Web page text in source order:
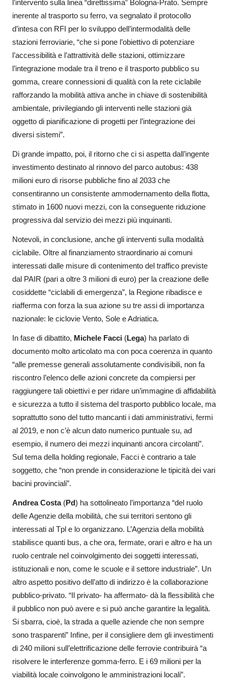
l’intervento sulla linea “direttissima” Bologna-Prato. Sempre
inerente al trasporto su ferro, va segnalato il protocollo
d’intesa con RFI per lo sviluppo dell’intermodalità delle
stazioni ferroviarie, “che si pone l’obiettivo di potenziare
l’accessibilità e l’attrattività delle stazioni, ottimizzare
l’integrazione modale tra il treno e il trasporto pubblico su
gomma, creare connessioni di qualità con la rete ciclabile
rafforzando la mobilità attiva anche in chiave di sostenibilità
ambientale, privilegiando gli interventi nelle stazioni già
oggetto di pianificazione di progetti per l’integrazione dei
diversi sistemi”.
Di grande impatto, poi, il ritorno che ci si aspetta dall’ingente
investimento destinato al rinnovo del parco autobus: 438
milioni euro di risorse pubbliche fino al 2033 che
consentiranno un consistente ammodernamento della flotta,
stimato in 1600 nuovi mezzi, con la conseguente riduzione
progressiva dal servizio dei mezzi più inquinanti.
Notevoli, in conclusione, anche gli interventi sulla modalità
ciclabile. Oltre al finanziamento straordinario ai comuni
interessati dalle misure di contenimento del traffico previste
dal PAIR (pari a oltre 3 milioni di euro) per la creazione delle
cosiddette “ciclabili di emergenza”, la Regione ribadisce e
riafferma con forza la sua azione su tre assi di importanza
nazionale: le ciclovie Vento, Sole e Adriatica.
In fase di dibattito, Michele Facci (Lega) ha parlato di
documento molto articolato ma con poca coerenza in quanto
“alle premesse generali assolutamente condivisibili, non fa
riscontro l’elenco delle azioni concrete da compiersi per
raggiungere tali obiettivi e per ridare un’immagine di affidabilità
e sicurezza a tutto il sistema del trasporto pubblico locale, ma
soprattutto sono del tutto mancanti i dati amministrativi, fermi
al 2019, e non c’è alcun dato numerico puntuale su, ad
esempio, il numero dei mezzi inquinanti ancora circolanti”.
Sul tema della holding regionale, Facci è contrario a tale
soggetto, che “non prende in considerazione le tipicità dei vari
bacini provinciali”.
Andrea Costa(Pd) ha sottolineato l’importanza “del ruolo
delle Agenzie della mobilità, che sui territori sentono gli
interessati al Tpl e lo organizzano. L’Agenzia della mobilità
stabilisce quanti bus, a che ora, fermate, orari e altro e ha un
ruolo centrale nel coinvolgimento dei soggetti interessati,
istituzionali e non, come le scuole e il settore industriale”. Un
altro aspetto positivo dell’atto di indirizzo è la collaborazione
pubblico-privato. “Il privato- ha affermato- dà la flessibilità che
il pubblico non può avere e si può anche garantire la legalità.
Si sbarra, cioè, la strada a quelle aziende che non sempre
sono trasparenti” Infine, per il consigliere dem gli investimenti
di 240 milioni sull’elettrificazione delle ferrovie contribuirà “a
risolvere le interferenze gomma-ferro. E i 69 milioni per la
viabilità locale coinvolgono le amministrazioni locali”.